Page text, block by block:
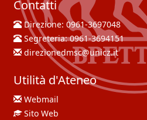
Contatti
Direzione:0961-3697048
Segreteria:0961-3694151
direzionedmsc@unicz.it
Utilità d'Ateneo
Webmail
Sito Web